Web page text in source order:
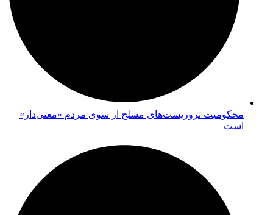
محکومیت تروریست‌های مسلح از سوی مردم «معنی‌دار»
است